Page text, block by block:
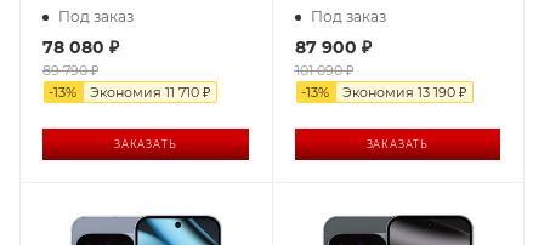
Под заказ
78 080 ₽
89 790₽
-13% Экономия 11 710 ₽
ЗАКАЗАТЬ
Под заказ
87 900 ₽
101 090₽
-13% Экономия 13 190₽
ЗАКАЗАТЬ